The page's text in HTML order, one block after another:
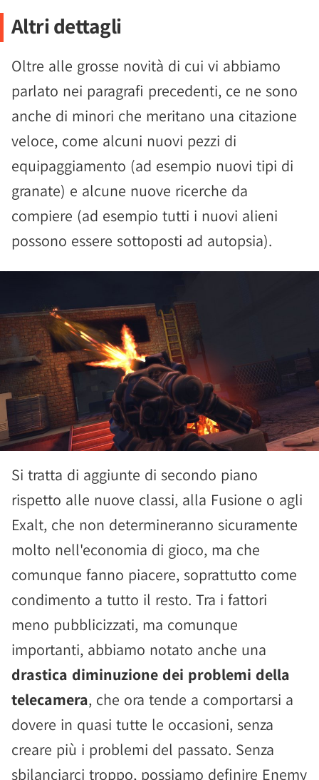
Altri dettagli
Oltre alle grosse novità di cui vi abbiamo
parlato nei paragrafi precedenti, ce ne sono
anche di minori che meritano una citazione
veloce, come alcuni nuovi pezzi di
equipaggiamento (ad esempio nuovi tipi di
granate) e alcune nuove ricerche da
compiere (ad esempio tutti i nuovi alieni
possono essere sottoposti ad autopsia).
Si tratta di aggiunte di secondo piano
rispetto alle nuove classi, alla Fusione o agli
Exalt, che non determineranno sicuramente
molto nell'economia di gioco, ma che
comunque fanno piacere, soprattutto come
condimento a tutto il resto. Tra i fattori
meno pubblicizzati, ma comunque
importanti, abbiamo notato anche una
drastica diminuzione dei problemi della
telecamera, che ora tende a comportarsi a
dovere in quasi tutte le occasioni, senza
creare più i problemi del passato. Senza
sbilanciarci troppo, possiamo definire Enemy